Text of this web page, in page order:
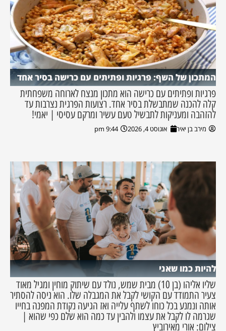
המתכון של השף: פרגיות ופתיתים עם כרישה בסיר אחד
פרגיות ופתיתים עם כרישה הוא מתכון מנצח לארוחה משפחתית
קלה להכנה שמתבשלת בסיר אחד. רצועות הפרגית נצרבות עד
להזהבה ומעניקות לתבשיל טעם עשיר ומרקם עסיסי | יאמי!
מירב בן יאיר אוגוסט 4, 2026 9:44 pm
להיות כמו שאני
שליו אליהו (בן 10) מבית שמש, נולד עם שיתוק מוחין ומגיל מאוד
צעיר התמודד עם הקושי לקבל את המגבלה שלו. הוא ניסה להסתיר
אותה ונמנע בכל כוחו לשתף עלייה ואז הגיעה נקודת המפנה בחייו
שגרמה לו לקבל את עצמו ולהבין עד כמה הוא שלם כפי שהוא |
צילום: אורי מאירוביץ